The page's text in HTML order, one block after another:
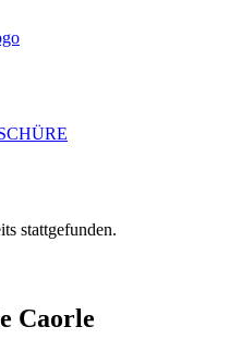
stattgefunden.
Caorle